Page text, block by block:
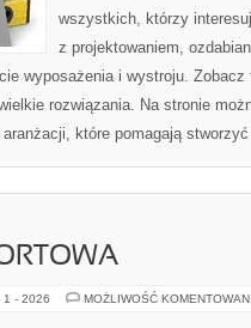
wszystkich, którzy
z projektowaniem,
wyposażenia i wystroju. Zobacz
rozwiązania. Na stronie
które pomagają
1 - 2026 MOŻLIWOŚĆ